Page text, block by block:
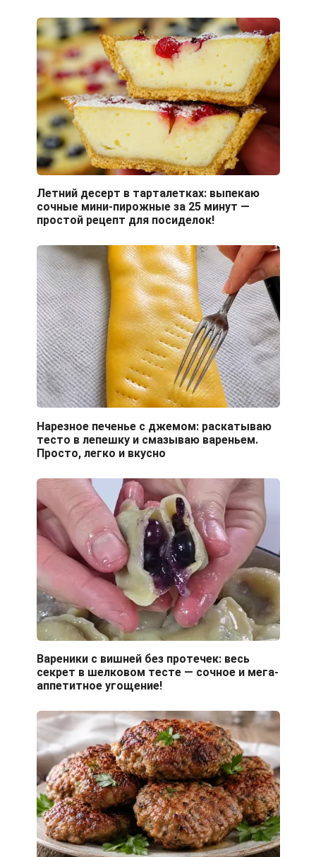
Летний десерт в тарталетках: выпекаю
сочные мини-пирожные за 25 минут —
простой рецепт для посиделок!
Нарезное печенье с джемом: раскатываю
тесто в лепешку и смазываю вареньем.
Просто, легко и вкусно
Вареники с вишней без протечек: весь
секрет в шелковом тесте — сочное и мега-
аппетитное угощение!